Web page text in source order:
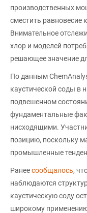
производственных
сместить равновесие
Внимательное
хлор и моделей
решающее значение
По данным
каустической соды в
подвешенном
фундаментальные
нисходящими.
позицию, поскольку
промышленные
Ранеесообщалось,
наблюдаются
каустическую соду
широкому